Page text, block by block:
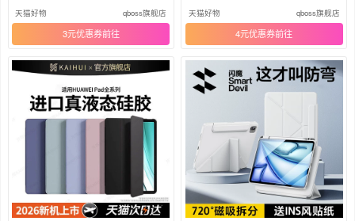
八7第10九代2025防摔2021英寸9
全包5六Pro11
天猫好物 qboss旗舰店
3元优惠券
寸柔光版10.4全包11.5s适用荣耀
10/8防摔2023
天猫好物 qboss旗舰店
4元优惠券